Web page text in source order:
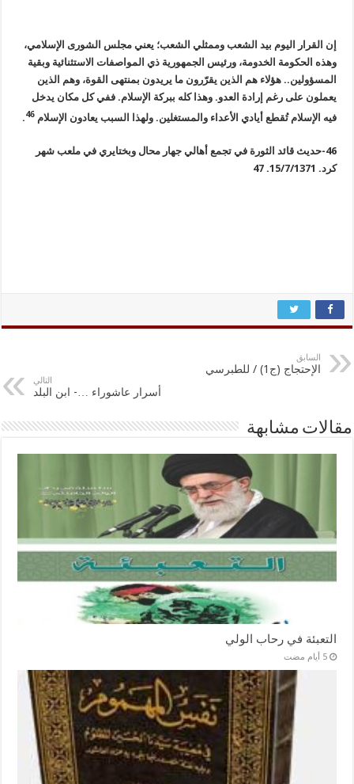
إن القرار اليوم بيد الشعب وممثلي الشعب؛ يعني مجلس الشورى الإسلامي،
وهذه الحكومة الخدومة، ورئيس الجمهورية ذي المواصفات الاستثنائية وبقية
المسؤولين.. هؤلاء هم الذين يقرّرون ما يريدون بمنتهى القوة، وهم الذين
يعملون على رغم إرادة العدو. وهذا كله ببركة الإسلام. ففي كل مكان يدخل
فيه الإسلام تُقطع أيادي الأعداء والمستغلين. ولهذا السبب يعادون الإسلام46
.
46-حديث قائد الثورة في تجمع أهالي جهار محال وبختايري في ملعب شهر
كرد. 15/7/1371. 47
السابق
الإحتجاج (ج1) / للطبرسي
التالي
أسرار عاشوراء …- ابن البلد
مقالات مشابهة
التعبئة في رحاب الولي
‏5 أيام مضت